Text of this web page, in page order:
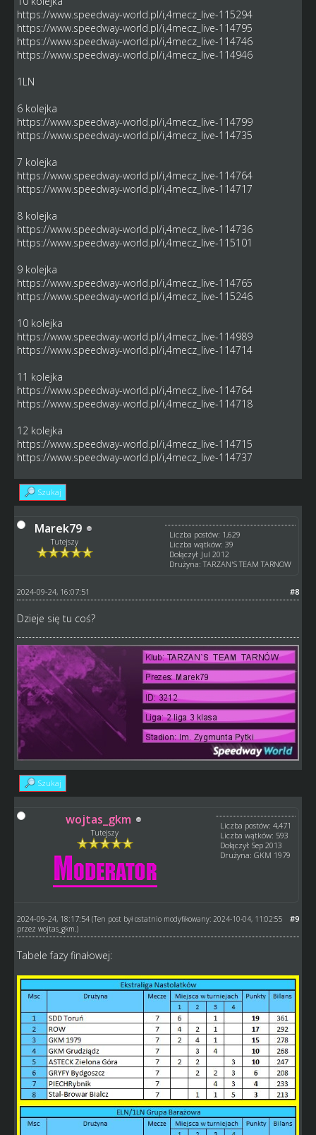
https://www.speedway-world.pl/i,4mecz_live-115294
https://www.speedway-world.pl/i,4mecz_live-114795
https://www.speedway-world.pl/i,4mecz_live-114746
https://www.speedway-world.pl/i,4mecz_live-114946
1LN
6 kolejka
https://www.speedway-world.pl/i,4mecz_live-114799
https://www.speedway-world.pl/i,4mecz_live-114735
7 kolejka
https://www.speedway-world.pl/i,4mecz_live-114764
https://www.speedway-world.pl/i,4mecz_live-114717
8 kolejka
https://www.speedway-world.pl/i,4mecz_live-114736
https://www.speedway-world.pl/i,4mecz_live-115101
9 kolejka
https://www.speedway-world.pl/i,4mecz_live-114765
https://www.speedway-world.pl/i,4mecz_live-115246
10 kolejka
https://www.speedway-world.pl/i,4mecz_live-114989
https://www.speedway-world.pl/i,4mecz_live-114714
11 kolejka
https://www.speedway-world.pl/i,4mecz_live-114764
https://www.speedway-world.pl/i,4mecz_live-114718
12 kolejka
https://www.speedway-world.pl/i,4mecz_live-114715
https://www.speedway-world.pl/i,4mecz_live-114737
Szukaj
Marek79
Tutejszy
Liczba postów: 1,629
Liczba wątków: 39
Dołączył: Jul 2012
Drużyna: TARZAN'S TEAM TARNOW
#8
2024-09-24, 16:07:51
Dzieje się tu coś?
Szukaj
wojtas_gkm
Tutejszy
Liczba postów: 4,471
Liczba wątków: 593
Dołączył: Sep 2013
Drużyna: GKM 1979
#9
2024-09-24, 18:17:54 (Ten post był ostatnio modyfikowany: 2024-10-04, 11:02:55
przez wojtas_gkm.)
Tabele fazy finałowej: